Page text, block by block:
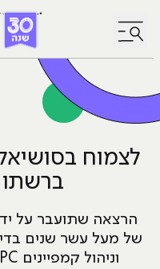
לחץ לפתיחת/סגירת
לצמוח
הרצאה שתועבר על
של מעל עשר שנים